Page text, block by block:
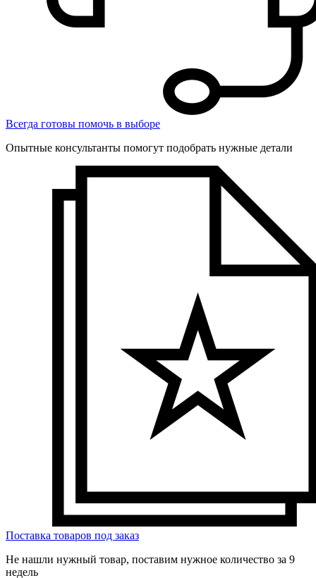
Всегда готовы помочь в выборе
Опытные консультанты помогут подобрать нужные детали
Поставка товаров под заказ
Не нашли нужный товар, поставим нужное количество за 9
недель